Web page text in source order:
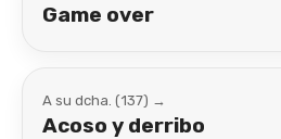
Game over
A su dcha. (137) →
Acoso y derribo